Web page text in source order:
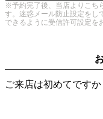
※予約完了後、当店よりこち
す。迷惑メール防止設定をし
できるように受信許可設定を
ご来店は初めてですか